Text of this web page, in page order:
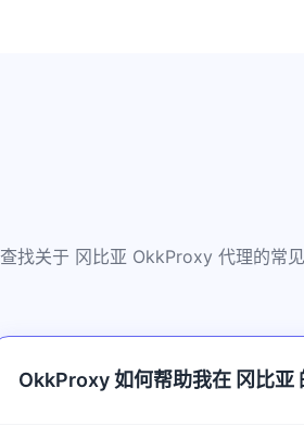
查找关于 冈比亚 OkkProxy 代理的常
OkkProxy 如何帮助我在 冈比亚